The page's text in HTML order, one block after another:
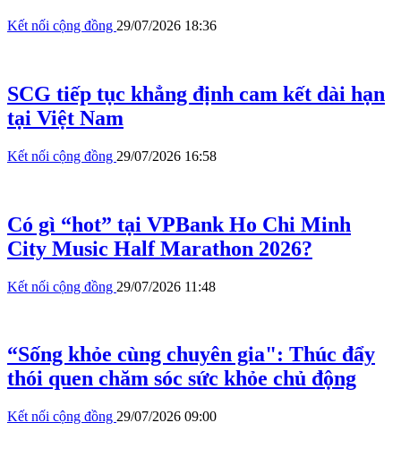
Kết nối cộng đồng 29/07/2026 18:36
SCG tiếp tục khẳng định cam kết dài hạn
tại Việt Nam
Kết nối cộng đồng 29/07/2026 16:58
Có gì “hot” tại VPBank Ho Chi Minh
City Music Half Marathon 2026?
Kết nối cộng đồng 29/07/2026 11:48
“Sống khỏe cùng chuyên gia": Thúc đẩy
thói quen chăm sóc sức khỏe chủ động
Kết nối cộng đồng 29/07/2026 09:00